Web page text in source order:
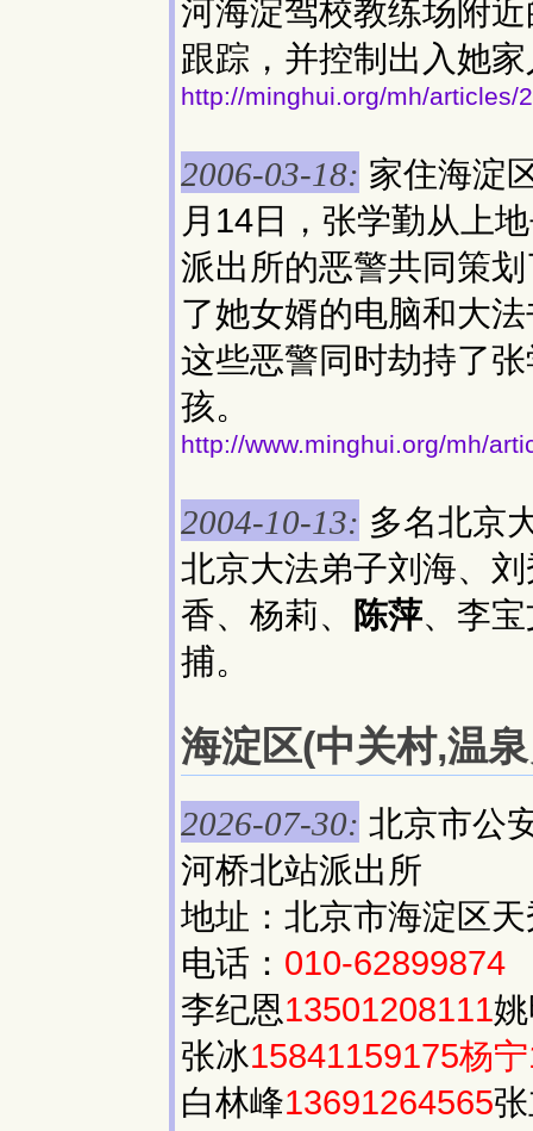
河海淀驾校教练场附
跟踪，并控制出入她
http://minghui.org/mh/articles/
2006-03-18: 家住海淀
月14日，张学勤从上
派出所的恶警共同策
了她女婿的电脑和大
这些恶警同时劫持了
孩。
http://www.minghui.org/mh/
2004-10-13: 多名北京
北京大法弟子刘海、
香、杨莉、
陈萍、李
捕。
海淀区(中关村,温
2026-07-30: 北京市公
河桥北站派出所
地址：北京市海淀区
电话： 010-62899874
李纪恩13501208111
张冰15841159175杨
白林峰13691264565